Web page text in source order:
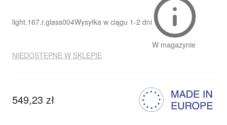
light.167.r.glass004Wysyłka w ciągu 1-2 dni
W magazynie
NIEDOSTĘPNE W SKLEPIE
549,23 zł